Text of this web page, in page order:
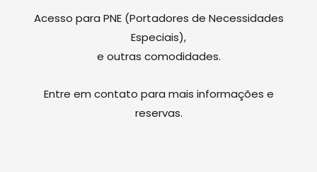
Acesso para PNE (Portadores de Necessidades
Especiais),
e outras comodidades.
Entre em contato para mais informações e
reservas.